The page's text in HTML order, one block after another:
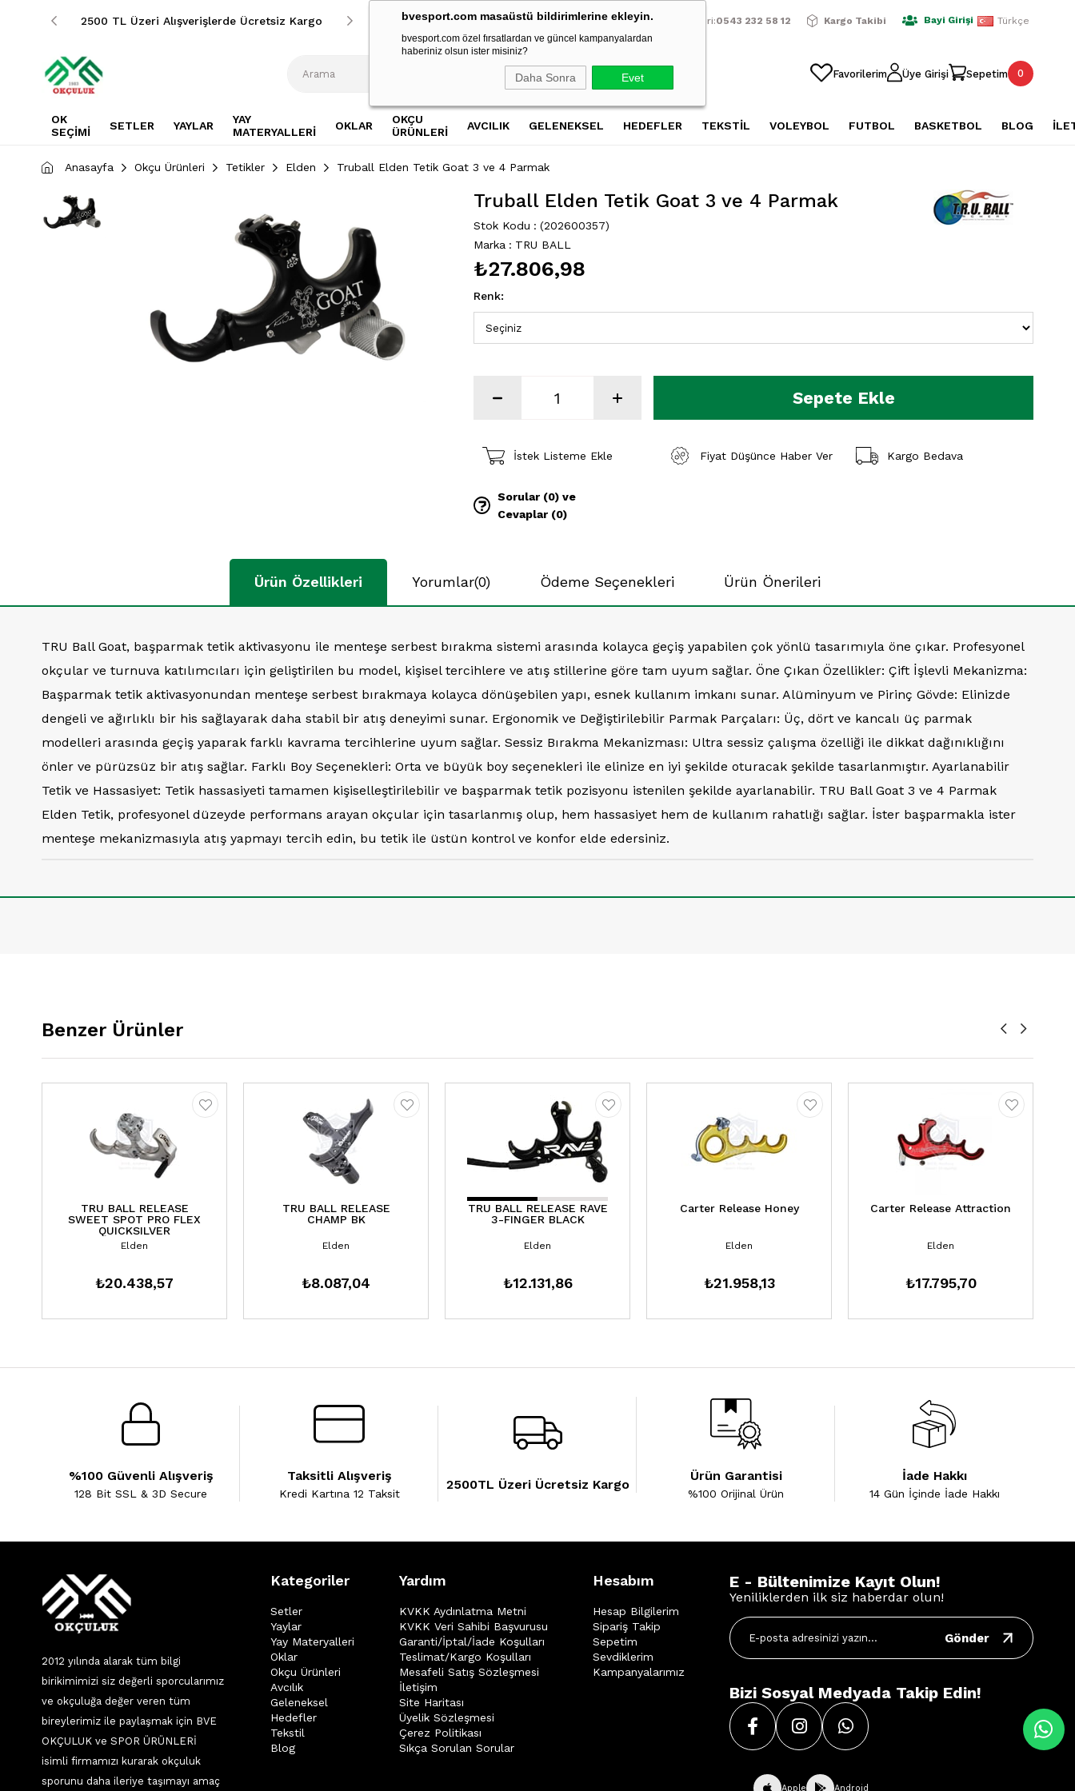
bvesport.com masaüstü bildirimlerine ekleyin.
bvesport.com özel fırsatlardan ve güncel kampanyalardan
haberiniz olsun ister misiniz?
Daha Sonra Evet
2500 TL Üzeri Alışverişlerde Ücretsiz Kargo 2500 TL Üzeri Alışverişlerde Ücretsiz Kargo 2500 TL Üzeri Alışverişlerde Ücretsiz Kargo 2500 TL Üzeri Alışverişlerde
Müşteri Hizmetleri:0543 232 58 12 Kargo Takibi Bayi Girişi Türkçe
Favorilerim Üye Girişi Sepetim 0
OK
SEÇİMİ
SETLER YAYLAR
YAY
MATERYALLERİ
OKLAR
OKÇU
ÜRÜNLERİ
AVCILIK GELENEKSEL HEDEFLER TEKSTİL VOLEYBOL FUTBOL BASKETBOL BLOG
Anasayfa Okçu Ürünleri Tetikler Elden Truball Elden Tetik Goat 3 ve 4 Parmak
Truball Elden Tetik Goat 3 ve 4 Parmak
Stok Kodu
(202600357)
Marka : TRU BALL
₺27.806,98
Renk:
İstek Listeme Ekle Fiyat Düşünce Haber Ver Kargo Bedava
Sorular (0) ve
Cevaplar (0)
Ürün Özellikleri Yorumlar(0) Ödeme Seçenekleri Ürün Önerileri
TRU Ball Goat, başparmak tetik aktivasyonu ile menteşe serbest bırakma sistemi arasında kolayca geçiş yapabilen çok yönlü tasarımıyla öne çıkar. Profesyonel
okçular ve turnuva katılımcıları için geliştirilen bu model, kişisel tercihlere ve atış stillerine göre tam uyum sağlar. Öne Çıkan Özellikler: Çift İşlevli Mekanizma:
Başparmak tetik aktivasyonundan menteşe serbest bırakmaya kolayca dönüşebilen yapı, esnek kullanım imkanı sunar. Alüminyum ve Pirinç Gövde: Elinizde
dengeli ve ağırlıklı bir his sağlayarak daha stabil bir atış deneyimi sunar. Ergonomik ve Değiştirilebilir Parmak Parçaları: Üç, dört ve kancalı üç parmak
modelleri arasında geçiş yaparak farklı kavrama tercihlerine uyum sağlar. Sessiz Bırakma Mekanizması: Ultra sessiz çalışma özelliği ile dikkat dağınıklığını
önler ve pürüzsüz bir atış sağlar. Farklı Boy Seçenekleri: Orta ve büyük boy seçenekleri ile elinize en iyi şekilde oturacak şekilde tasarlanmıştır. Ayarlanabilir
Tetik ve Hassasiyet: Tetik hassasiyeti tamamen kişiselleştirilebilir ve başparmak tetik pozisyonu istenilen şekilde ayarlanabilir. TRU Ball Goat 3 ve 4 Parmak
Elden Tetik, profesyonel düzeyde performans arayan okçular için tasarlanmış olup, hem hassasiyet hem de kullanım rahatlığı sağlar. İster başparmakla ister
menteşe mekanizmasıyla atış yapmayı tercih edin, bu tetik ile üstün kontrol ve konfor elde edersiniz.
Benzer Ürünler
TRU BALL RELEASE
SWEET SPOT PRO FLEX
QUICKSILVER
Elden
₺20.438,57
TRU BALL RELEASE
CHAMP BK
Elden
₺8.087,04
TRU BALL RELEASE RAVE
3-FINGER BLACK
Elden
₺12.131,86
Carter Release Honey
Elden
₺21.958,13
Carter Release Attraction
Elden
₺17.795,70
%100 Güvenli Alışveriş
128 Bit SSL & 3D Secure
Taksitli Alışveriş
Kredi Kartına 12 Taksit
2500TL Üzeri Ücretsiz Kargo
Ürün Garantisi
%100 Orijinal Ürün
İade Hakkı
14 Gün İçinde İade Hakkı
2012 yılında alarak tüm bilgi
birikimimizi siz değerli sporcularımız
ve okçuluğa değer veren tüm
bireylerimiz ile paylaşmak için BVE
OKÇULUK ve SPOR ÜRÜNLERİ
isimli firmamızı kurarak okçuluk
sporunu daha ileriye taşımayı amaç
Kategoriler
Setler
Yaylar
Yay Materyalleri
Oklar
Okçu Ürünleri
Avcılık
Geleneksel
Hedefler
Tekstil
Blog
Yardım
KVKK Aydınlatma Metni
KVKK Veri Sahibi Başvurusu
Garanti/İptal/İade Koşulları
Teslimat/Kargo Koşulları
Mesafeli Satış Sözleşmesi
İletişim
Site Haritası
Üyelik Sözleşmesi
Çerez Politikası
Sıkça Sorulan Sorular
Hesabım
Hesap Bilgilerim
Sipariş Takip
Sepetim
Sevdiklerim
Kampanyalarımız
E - Bültenimize Kayıt Olun!
Yeniliklerden ilk siz haberdar olun!
Gönder
Bizi Sosyal Medyada Takip Edin!
Apple Android